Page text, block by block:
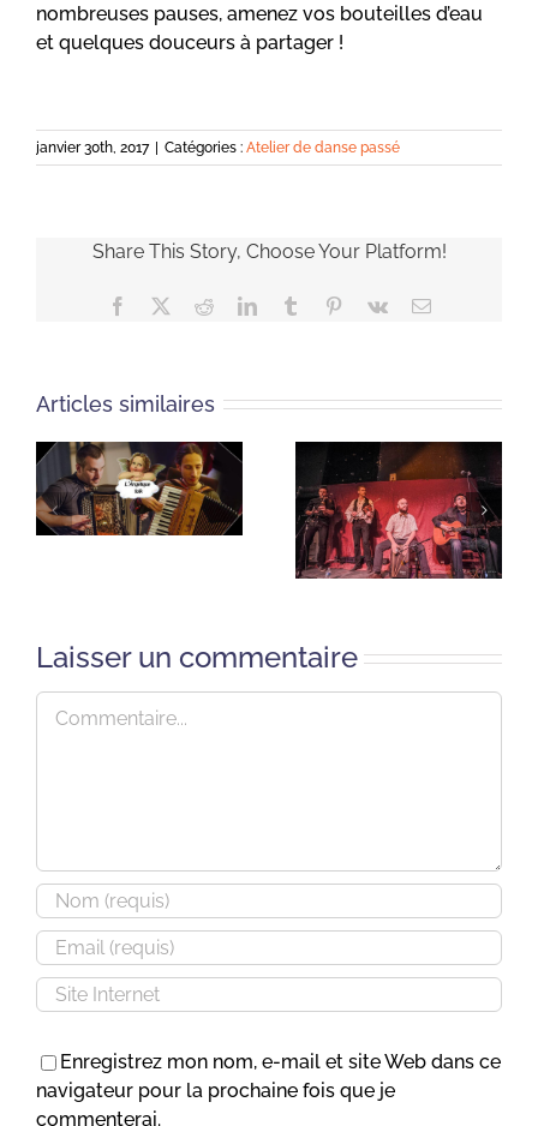
nombreuses pauses, amenez vos bouteilles d’eau
et quelques douceurs à partager !
janvier 30th, 2017 | Catégories : Atelier de danse passé
Share This Story, Choose Your Platform!
Facebook RedditLinkedInTumblr Pinterest
Vk Email
Articles similaires
Laisser un commentaire
Commentaire
Enregistrez mon nom, e-mail et site Web dans ce
navigateur pour la prochaine fois que je
commenterai.